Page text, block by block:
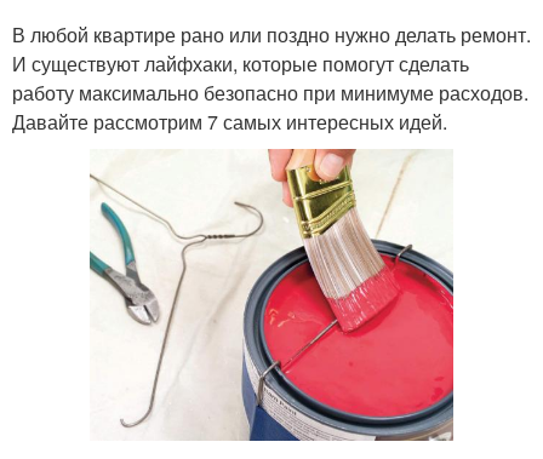
В любой квартире рано или поздно нужно делать ремонт.
И существуют лайфхаки, которые помогут сделать
работу максимально безопасно при минимуме расходов.
Давайте рассмотрим 7 самых интересных идей.